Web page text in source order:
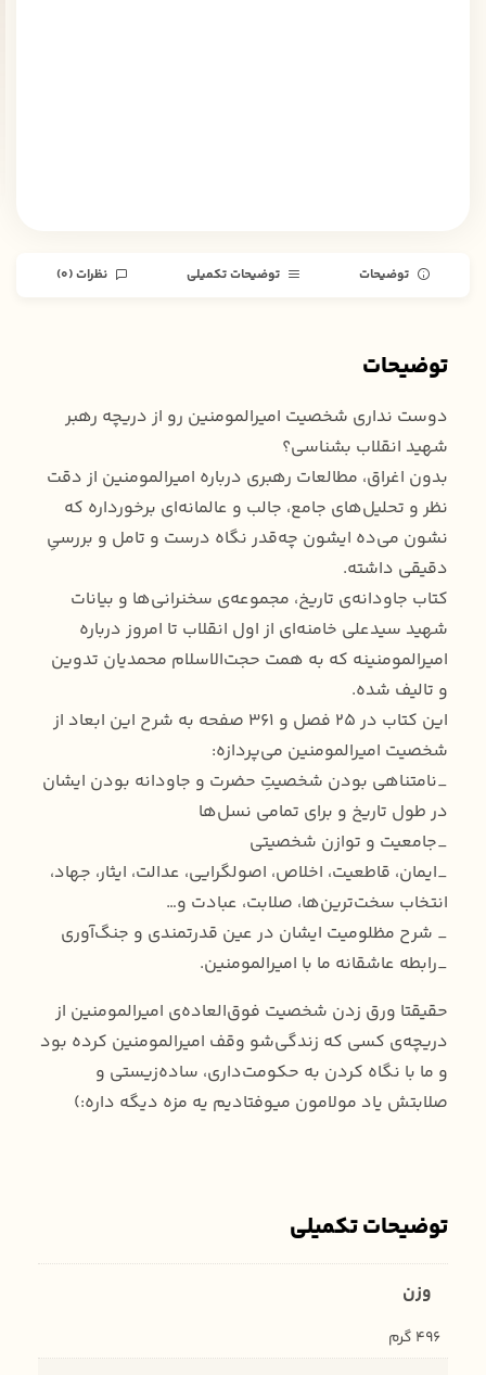
توضیحات توضیحات تکمیلی نظرات (0)
توضیحات
دوست نداری شخصیت امیرالمومنین رو از دریچه رهبر
شهید انقلاب بشناسی؟
بدون اغراق، مطالعات رهبری درباره امیرالمومنین از دقت
نظر و تحلیل‌های جامع، جالب و عالمانه‌ای برخورداره که
نشون می‌ده ایشون چه‌قدر نگاه درست و تامل و بررسیِ
دقیقی داشته.
کتاب جاودانه‌ی تاریخ، مجموعه‌ی سخنرانی‌‌ها و بیانات
شهید سیدعلی خامنه‌ای از اول انقلاب تا امروز درباره
امیرالمومنینه که به همت حجت‌الاسلام محمدیان تدوین
و تالیف شده.
این کتاب در ۲۵ فصل و ۳۶۱ صفحه به شرح این ابعاد از
شخصیت امیرالمومنین می‌پردازه:
_نامتناهی بودن شخصیتِ حضرت و جاودانه بودن ایشان
در طول تاریخ و برای تمامی نسل‌ها
_جامعیت و توازن شخصیتی
_ایمان، قاطعیت، اخلاص، اصولگرایی، عدالت، ایثار، جهاد،
انتخاب سخت‌ترین‌ها، صلابت، عبادت و…
_ شرح مظلومیت ایشان در عین قدرتمندی و جنگ‌آوری
_رابطه عاشقانه ما با امیرالمومنین.
حقیقتا ورق زدن شخصیت فوق‌العاده‌ی امیرالمومنین از
دریچه‌ی کسی که زندگی‌شو وقف امیرالمومنین کرده بود
و ما با نگاه کردن به حکومت‌داری، ساده‌زیستی و
صلابتش یاد مولامون میوفتادیم یه مزه دیگه داره:)
توضیحات تکمیلی
وزن
496 گرم